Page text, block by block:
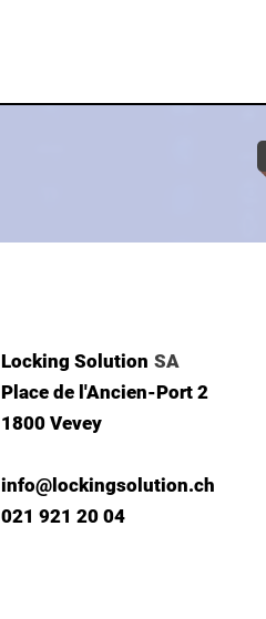
Locking Solution SA
Place de l'Ancien-Port 2
1800 Vevey
info@lockingsolution.ch
021 921 20 04